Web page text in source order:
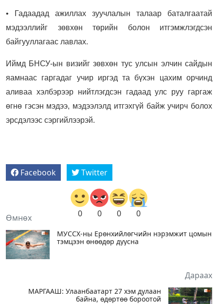
• Гадаадад ажиллах зуучлалын талаар баталгаатай
мэдээллийг зөвхөн төрийн болон итгэмжлэгдсэн
байгууллагаас лавлах.
Иймд БНСУ-ын визийг зөвхөн тус улсын элчин сайдын
яамнаас гаргадаг учир иргэд та бүхэн цахим орчинд
аливаа хэлбэрээр нийтлэгдсэн гадаад улс руу гаргаж
өгнө гэсэн мэдээ, мэдээлэлд итгэхгүй байж учирч болох
эрсдэлээс сэргийлээрэй.
Facebook Twitter
0 0 0 0
Өмнөх
МУССХ-ны Ерөнхийлөгчийн нэрэмжит цомын
тэмцээн өнөөдөр дуусна
Дараах
МАРГААШ: Улаанбаатарт 27 хэм дулаан
байна, өдөртөө бороотой